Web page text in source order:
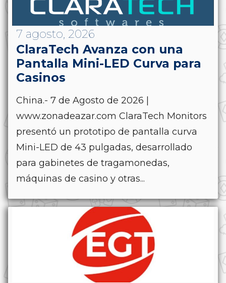
7 agosto, 2026
ClaraTech Avanza con una
Pantalla Mini-LED Curva para
Casinos
China.- 7 de Agosto de 2026 |
www.zonadeazar.com ClaraTech Monitors
presentó un prototipo de pantalla curva
Mini-LED de 43 pulgadas, desarrollado
para gabinetes de tragamonedas,
máquinas de casino y otras...